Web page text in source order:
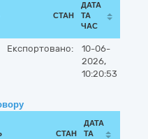
СТАН
ДАТА
ТА
ЧАС
Експортовано:
10-06-
2026,
10:20:53
СТАН
ДАТА
ТА